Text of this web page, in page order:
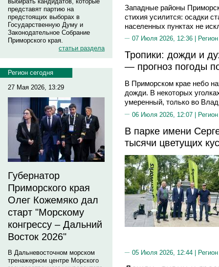
представят партию на
предстоящих выборах в
Государственную Думу и
Законодательное Собрание
Приморского края.
статьи раздела
Регион сегодня
27 Мая 2026, 13:29
Губернатор
Приморского края
Олег Кожемяко дал
старт "Морскому
конгрессу – Дальний
Восток 2026"
В Дальневосточном морском
тренажерном центре Морского
Западные районы
стихия усилится: осадки
населенных пунктах не
07 Июля 2026, 12:36 |
Тропики: дожди и
— прогноз погоды
В Приморском крае небо
дожди. В некоторых
умеренный, только во
06 Июля 2026, 12:07 |
В парке имени
тысячи цветущих
05 Июля 2026, 12:44 |